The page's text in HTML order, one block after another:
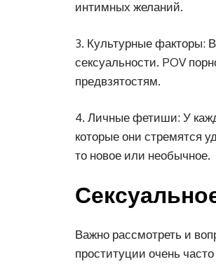
интимных желаний.
3. Культурные факторы:
сексуальности. POV
предвзятостям.
4. Личные фетиши: У
которые они стремятся
то новое или необычное.
Важно рассмотреть и
проституции очень